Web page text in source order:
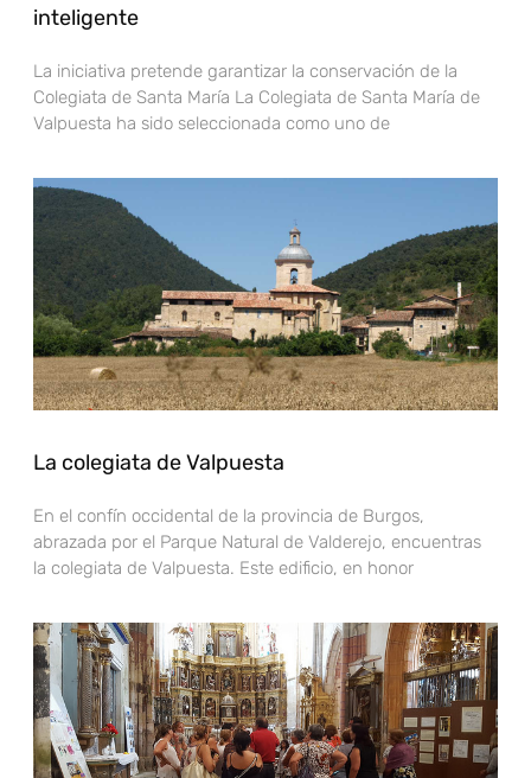
inteligente
La iniciativa pretende garantizar la conservación de la
Colegiata de Santa María La Colegiata de Santa María de
Valpuesta ha sido seleccionada como uno de
La colegiata de Valpuesta
En el confín occidental de la provincia de Burgos,
abrazada por el Parque Natural de Valderejo, encuentras
la colegiata de Valpuesta. Este edificio, en honor